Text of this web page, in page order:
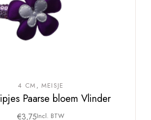
4 CM MEISJE
Paarse bloem Vlinder
€3,75Incl. BTW